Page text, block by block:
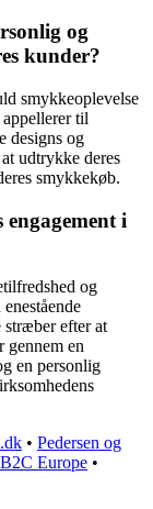
og
kunder?
smykkeoplevelse
til
designs og
udtrykke deres
smykkekøb.
i
og
efter at
gennem en
en personlig
• Pedersen og
B2C Europe •